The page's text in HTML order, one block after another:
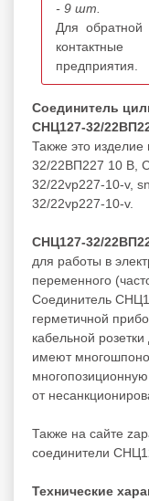
- 9 шт.
Для обратной
предприятия.
Соединитель
СНЦ127-32/
Также это
32/22ВП227 10 В,
32/22vp227-10-v,
32/22vp227-10-v.
СНЦ127-32/
для работы в
переменного
Соединитель
герметичной
кабельной
имеют
от
Также на сайте
соединители
Технические